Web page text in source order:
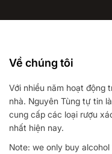
Về chúng tôi
Với nhiều năm hoạt động
nhà. Nguyên Tùng tự tin
cung cấp các loại rượu
nhất hiện nay.
Note: we only buy